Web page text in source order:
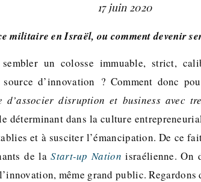
17 juin 2020
militaire en Israël, ou comment devenir
sembler un colosse immuable, strict,
d’innovation ? Comment donc
d’associer disruption et business avec
déterminant dans la culture
et à susciter l’émancipation. De ce
de laStart-up Nation israélienne. On
même grand public. Regardons